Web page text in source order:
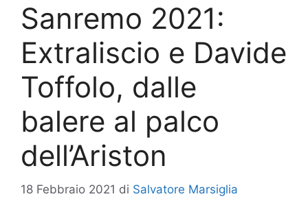
Sanremo 2021:
Extraliscio e Davide
Toffolo, dalle
balere al palco
dell’Ariston
18 Febbraio 2021 di Salvatore Marsiglia